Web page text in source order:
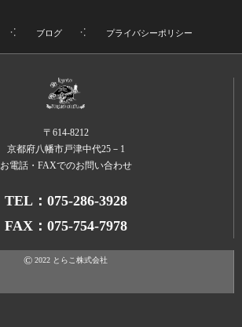
ブログ プライバシーポリシー
〒614-8212
京都府八幡市戸津中代25－1
お電話・FAXでのお問い合わせ
TEL：075-286-3928
FAX：075-754-7978
© 2022 とらこ株式会社